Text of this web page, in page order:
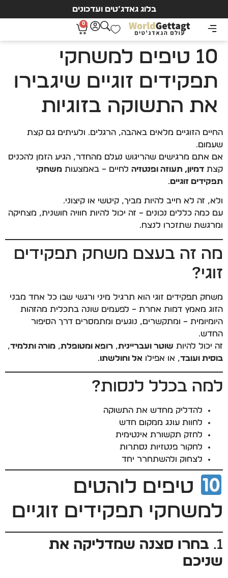
בלוג גאדג’טים ועדכונים
0
10 טיפים למשחקי
תפקידים זוגיים שיגבירו
את התשוקה בזוגיות
החיים הזוגיים מלאים באהבה, הרגלים… ולעיתים גם קצת
שעמום.
אם אתם מרגישים שהריגוש נעלם מהחדר, הגיע הזמן להכניס
קצת דמיון, תעוזה ופנטזיה לחיים – באמצעות משחקי
תפקידים זוגיים.
ולא, זה לא חייב להיות מביך, קיטשי או קיצוני.
עם כמה כללים נכונים – זה יכול להיות חוויה חושנית, מצחיקה
ומרגשת שתזכרו לנצח.
מה זה בעצם משחק תפקידים
זוגי?
משחק תפקידים זוגי הוא תרגיל מיני ורגשי שבו כל אחד מבני
הזוג מאמץ דמות אחרת – לפעמים שונה בתכלית מהזהות
היומיומית – ומתקשרים, נוגעים ומתמסרים דרך הסיפור
החדש.
זה יכול להיות שוטר ועבריינית, רופא ומטופלת, מורה ותלמיד,
בוסית ועובד, או אפילו אל וחולשתו.
למה בכלל לנסות?
להדליק מחדש את התשוקה
לחוות עונג ממקום חדש
לחזק תקשורת אינטימית
לחקור פנטזיות נסתרות
לצחוק ולהשתחרר יחד
טיפים לוהטים
למשחקי תפקידים זוגיים
1.
בחרו סצנה שמדליקה את
שניכם